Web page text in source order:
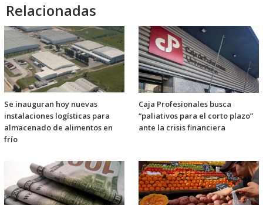
Relacionadas
Se inauguran hoy nuevas
instalaciones logísticas para
almacenado de alimentos en
frío
Caja Profesionales busca
“paliativos para el corto plazo”
ante la crisis financiera